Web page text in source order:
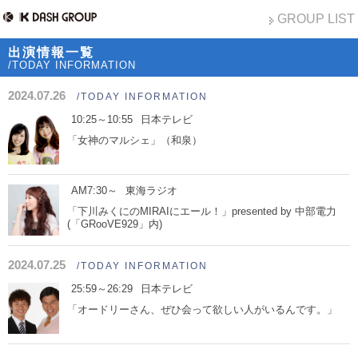
GROUP LIST
出演情報一覧
/TODAY INFORMATION
2024.07.26 /TODAY INFORMATION
10:25～10:55
日本テレビ
「女神のマルシェ」（和泉）
AM7:30～
東海ラジオ
「下川みくにのMIRAIにエール！」presented by 中部電力
(「GRooVE929」内)
2024.07.25 /TODAY INFORMATION
25:59～26:29
日本テレビ
「オードリーさん、ぜひ会って欲しい人がいるんです。」